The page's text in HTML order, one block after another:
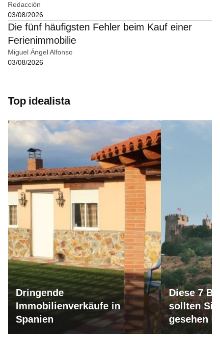
Redacción
03/08/2026
Die fünf häufigsten Fehler beim Kauf einer
Ferienimmobilie
Miguel Ángel Alfonso
03/08/2026
Top idealista
Dringende
Immobilienverkäufe in
Spanien
Diese 7
sollten
gesehen